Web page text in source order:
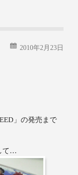
2010年2月23日
」の発売まで
て…